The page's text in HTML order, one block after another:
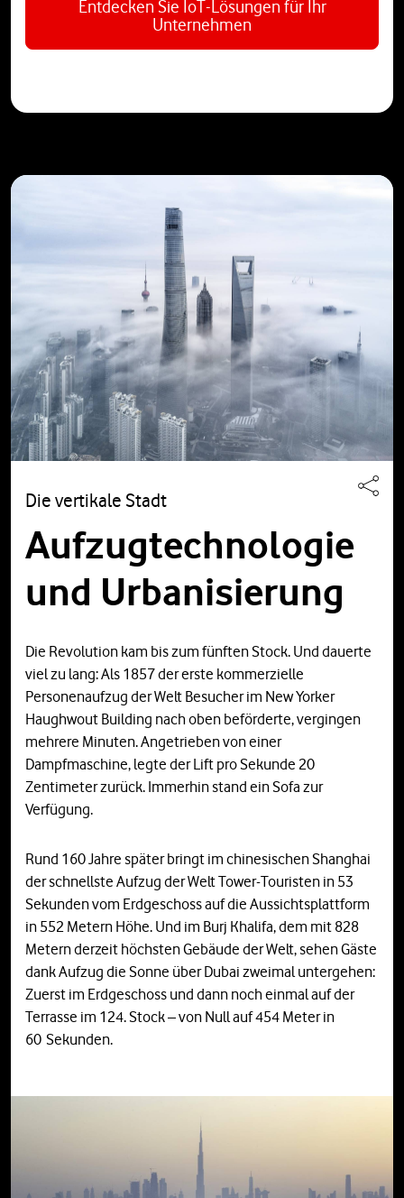
Entdecken Sie IoT-Lösungen für Ihr
Unternehmen
Die vertikale Stadt
Aufzugtechnologie
und Urbanisierung
Die Revolution kam bis zum fünften Stock. Und dauerte
viel zu lang: Als 1857 der erste kommerzielle
Personenaufzug der Welt Besucher im New Yorker
Haughwout Building nach oben beförderte, vergingen
mehrere Minuten. Angetrieben von einer
Dampfmaschine, legte der Lift pro Sekunde 20
Zentimeter zurück. Immerhin stand ein Sofa zur
Verfügung.
Rund 160 Jahre später bringt im chinesischen Shanghai
der schnellste Aufzug der Welt Tower-Touristen in 53
Sekunden vom Erdgeschoss auf die Aussichtsplattform
in 552 Metern Höhe. Und im Burj Khalifa, dem mit 828
Metern derzeit höchsten Gebäude der Welt, sehen Gäste
dank Aufzug die Sonne über Dubai zweimal untergehen:
Zuerst im Erdgeschoss und dann noch einmal auf der
Terrasse im 124. Stock – von Null auf 454 Meter in
60 Sekunden.